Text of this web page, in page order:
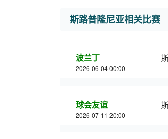
斯路普隆尼亚相关比赛
波兰丁
2026-06-04 00:00
球会友谊
2026-07-11 20:00